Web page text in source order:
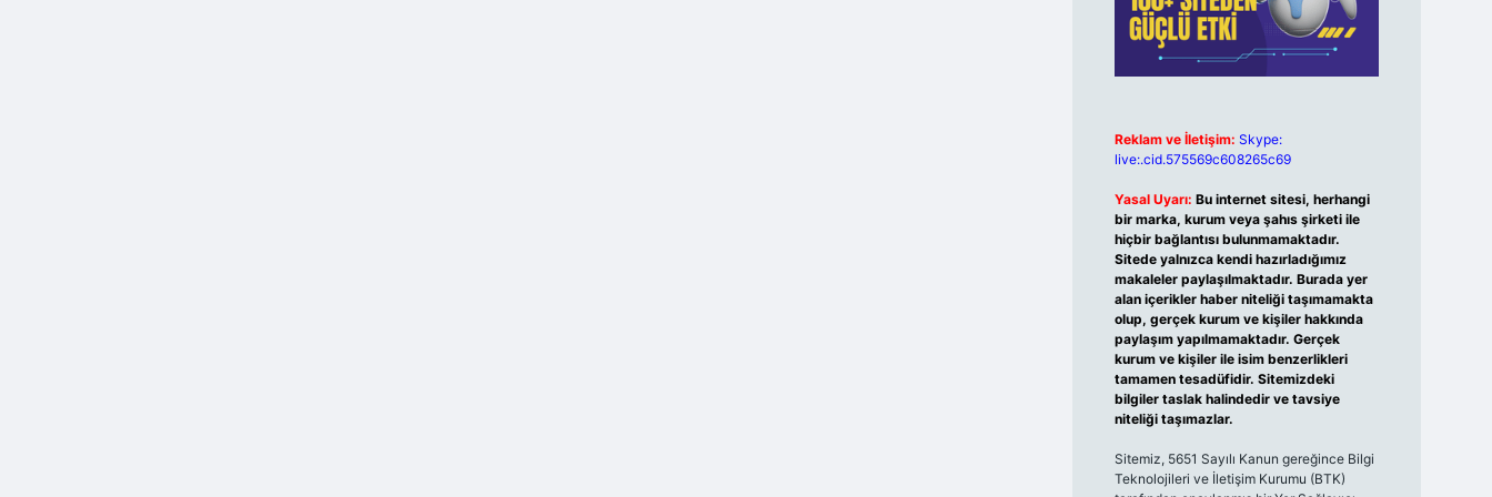
Reklam ve İletişim: Skype:
live:.cid.575569c608265c69
Yasal Uyarı: Bu internet sitesi, herhangi
bir marka, kurum veya şahıs şirketi ile
hiçbir bağlantısı bulunmamaktadır.
Sitede yalnızca kendi hazırladığımız
makaleler paylaşılmaktadır. Burada yer
alan içerikler haber niteliği taşımamakta
olup, gerçek kurum ve kişiler hakkında
paylaşım yapılmamaktadır. Gerçek
kurum ve kişiler ile isim benzerlikleri
tamamen tesadüfidir. Sitemizdeki
bilgiler taslak halindedir ve tavsiye
niteliği taşımazlar.
Sitemiz, 5651 Sayılı Kanun gereğince Bilgi
Teknolojileri ve İletişim Kurumu (BTK)